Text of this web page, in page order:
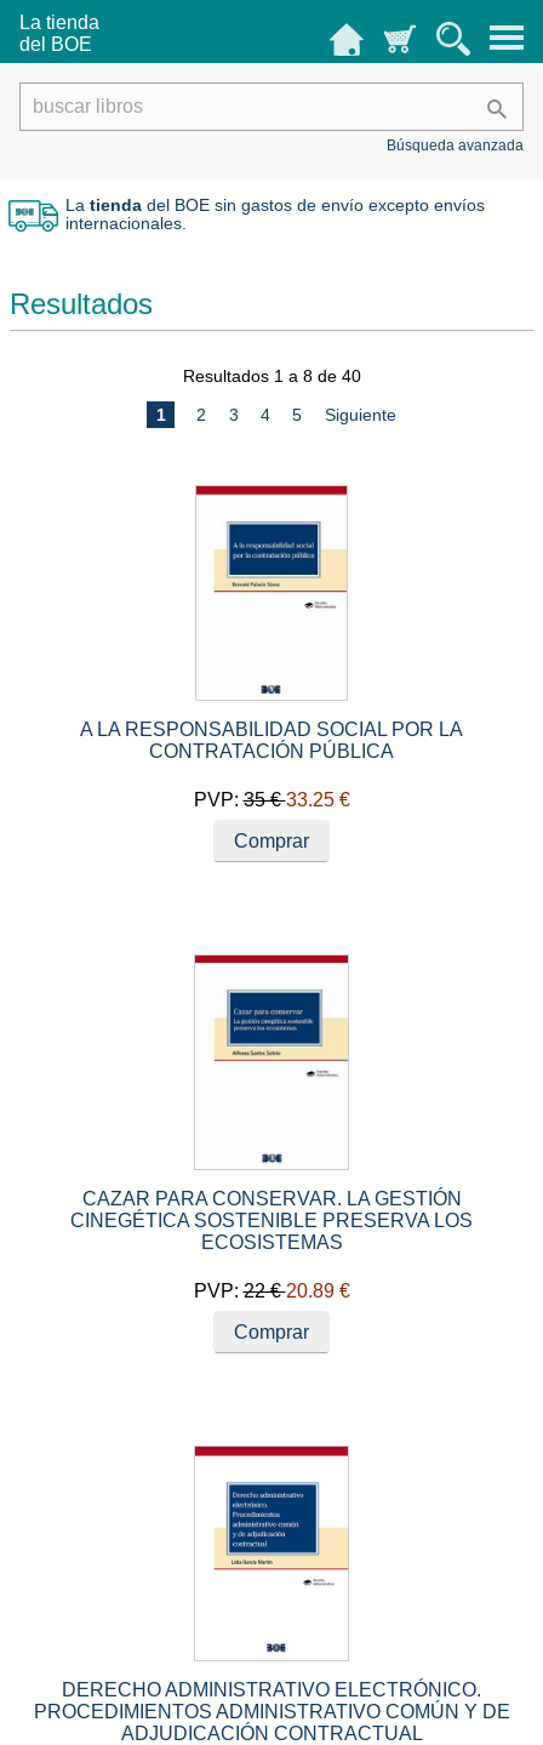
La tienda
del BOE
Búsqueda avanzada
Latienda del BOE sin gastos de envío excepto envíos
internacionales.
Resultados
Resultados 1 a 8 de 40
1 2 3 4 5 Siguiente
A LA RESPONSABILIDAD SOCIAL POR LA
CONTRATACIÓN PÚBLICA
PVP:35 €33.25 €
Comprar
CAZAR PARA CONSERVAR. LA GESTIÓN
CINEGÉTICA SOSTENIBLE PRESERVA LOS
ECOSISTEMAS
PVP:22 €20.89 €
Comprar
DERECHO ADMINISTRATIVO ELECTRÓNICO.
PROCEDIMIENTOS ADMINISTRATIVO COMÚN Y DE
ADJUDICACIÓN CONTRACTUAL